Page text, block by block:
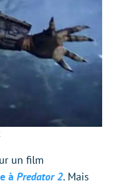
un film
à Predator 2. Mais